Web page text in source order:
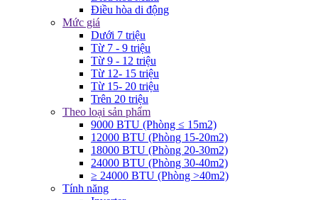
Điều hòa di động
Mức giá
Dưới 7 triệu
Từ 7 - 9 triệu
Từ 9 - 12 triệu
Từ 12- 15 triệu
Từ 15- 20 triệu
Trên 20 triệu
Theo loại sản phẩm
9000 BTU (Phòng ≤ 15m2)
12000 BTU (Phòng 15-20m2)
18000 BTU (Phòng 20-30m2)
24000 BTU (Phòng 30-40m2)
≥ 24000 BTU (Phòng >40m2)
Tính năng